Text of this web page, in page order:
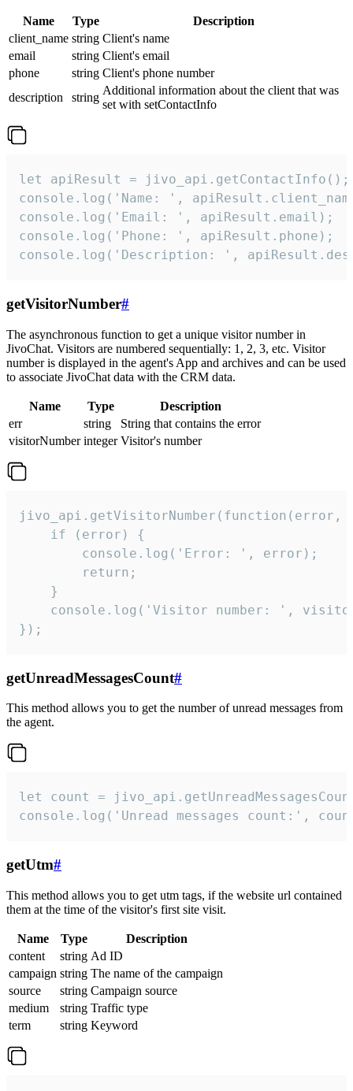
Name Type
Description
client_name string Client's name
email
string Client's email
phone
string Client's phone number
description
string
Additional information about the client that was
set with setContactInfo
let apiResult = jivo_api.getContactInfo();
console.log('Name: ',
console.log('Email: ', apiResult.email);
console.log('Phone: ', apiResult.phone);
console.log('Description: ',
getVisitorNumber#
The asynchronous function to get a unique visitor number in
JivoChat. Visitors are numbered sequentially: 1, 2, 3, etc. Visitor
number is displayed in the agent's App and archives and can be used
to associate JivoChat data with the CRM data.
Name Type
Description
err
string
String that contains the error
visitorNumber integer Visitor's number
jivo_api.getVisitorNumber(function(error,
    if (error) {
        console.log('Error: ', error);
        return;
    }
console.log('Visitor number: ',
});
getUnreadMessagesCount#
This method allows you to get the number of unread messages from
the agent.
let count =
console.log('Unread messages count:',
getUtm#
This method allows you to get utm tags, if the website url contained
them at the time of the visitor's first site visit.
Name Type
Description
content
string Ad ID
campaign string The name of the campaign
source
string Campaign source
medium
string Traffic type
term
string Keyword